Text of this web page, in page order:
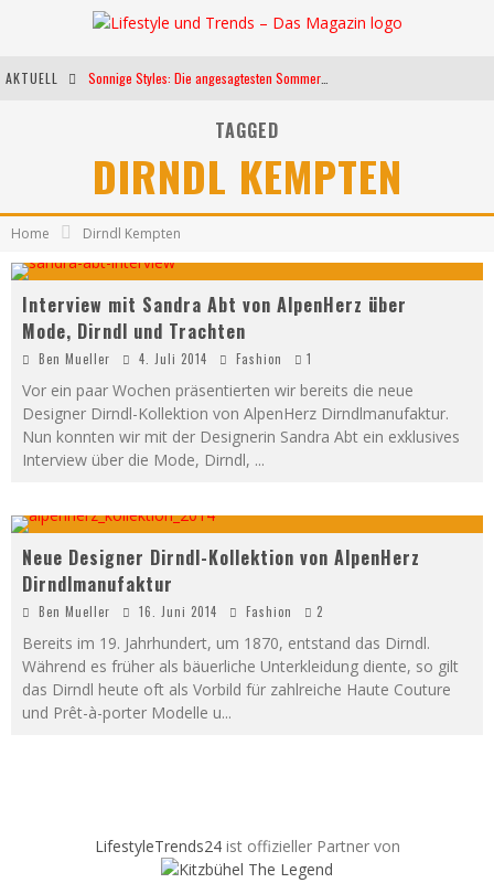
AKTUELL
Weltfrauentag - Eine Feier der Weiblichkeit
Kann unsere Ernährung das biologische Altern verlangsamen?
TAGGED
DIRNDL KEMPTEN
Home Dirndl Kempten
Interview mit Sandra Abt von AlpenHerz über
Mode, Dirndl und Trachten
Ben Mueller 4. Juli 2014 Fashion 1
Vor ein paar Wochen präsentierten wir bereits die neue
Designer Dirndl-Kollektion von AlpenHerz Dirndlmanufaktur.
Nun konnten wir mit der Designerin Sandra Abt ein exklusives
Interview über die Mode, Dirndl, ...
Neue Designer Dirndl-Kollektion von AlpenHerz
Dirndlmanufaktur
Ben Mueller 16. Juni 2014 Fashion 2
Bereits im 19. Jahrhundert, um 1870, entstand das Dirndl.
Während es früher als bäuerliche Unterkleidung diente, so gilt
das Dirndl heute oft als Vorbild für zahlreiche Haute Couture
und Prêt-à-porter Modelle u...
LifestyleTrends24ist offizieller Partner von